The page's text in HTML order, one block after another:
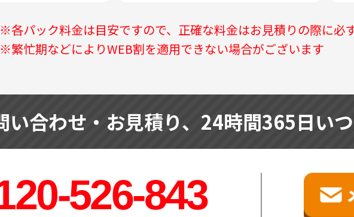
※各パック料金は目安ですので、正確な料金はお見積りの際に必
※繁忙期などによりWEB割を適用できない場合がございます
い合わせ・お見積り、 24時間365日い
526-843